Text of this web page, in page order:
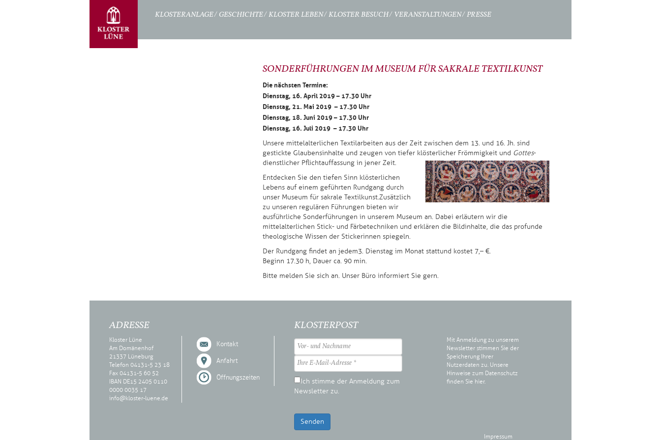
STARTSEITE KLOSTERANLAGE GESCHICHTE KLOSTER LEBEN KLOSTER BESUCH VERANSTALTUNGEN PRESSE
SONDERFÜHRUNGEN IM MUSEUM FÜR SAKRALE TEXTILKUNST
Die nächsten Termine:
Dienstag, 16. April 2019 – 17.30 Uhr
Dienstag, 21. Mai 2019 – 17.30 Uhr
Dienstag, 18. Juni 2019 – 17.30 Uhr
Dienstag, 16. Juli 2019 – 17.30 Uhr
Unsere mittelalterlichen Textilarbeiten aus der Zeit zwischen dem 13. und 16. Jh. sind
gestickte Glaubensinhalte und zeugen von tiefer klösterlicher Frömmigkeit und Gottes-
dienstlicher Pflichtauffassung in jener Zeit.
Entdecken Sie den tiefen Sinn klösterlichen
Lebens auf einem geführten Rundgang durch
unser Museum für sakrale Textilkunst. Zusätzlich
zu unseren regulären Führungen bieten wir
ausführliche Sonderführungen in unserem Museum an. Dabei erläutern wir die
mittelalterlichen Stick- und Färbetechniken und erklären die Bildinhalte, die das profunde
theologische Wissen der Stickerinnen spiegeln.
Der Rundgang findet an jedem 3. Dienstag im Monat statt und kostet 7,– €.
Beginn 17.30 h, Dauer ca. 90 min.
Bitte melden Sie sich an. Unser Büro informiert Sie gern.
ADRESSE
Kloster Lüne
Am Domänenhof
21337 Lüneburg
Telefon 04131-5 23 18
Fax 04131-5 60 52
IBAN DE15 2405 0110
0000 0035 17
info@kloster-luene.de
Kontakt
Anfahrt
Öffnungszeiten
KLOSTERPOST
Ich stimme der Anmeldung zum
Newsletter zu.
Senden
Mit Anmeldung zu unserem
Newsletter stimmen Sie der
Speicherung Ihrer
Nutzerdaten zu. Unsere
Hinweise zum Datenschutz
finden Sie hier.
Impressum